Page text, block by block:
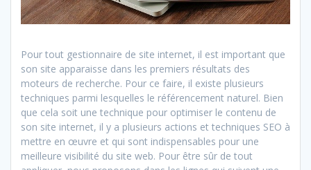
Pour tout gestionnaire de site internet, il est important que
son site apparaisse dans les premiers résultats des
moteurs de recherche. Pour ce faire, il existe plusieurs
techniques parmi lesquelles le référencement naturel. Bien
que cela soit une technique pour optimiser le contenu de
son site internet, il y a plusieurs actions et techniques SEO à
mettre en œuvre et qui sont indispensables pour une
meilleure visibilité du site web. Pour être sûr de tout